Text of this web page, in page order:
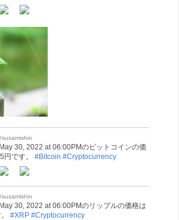
May 30, 2022 at 06:00PMのビットコインの価
円です。 #Bitcoin #Cryptocurrency
May 30, 2022 at 06:00PMのリップルの価格は
#XRP #Cryptocurrency